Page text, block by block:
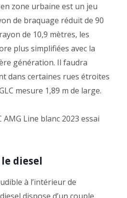
zone urbaine est un jeu
de braquage réduit de 90
de 10,9 mètres, les
plus simplifiées avec la
génération. Il faudra
dans certaines rues étroites
mesure 1,89 m de large.
diesel
à l’intérieur de